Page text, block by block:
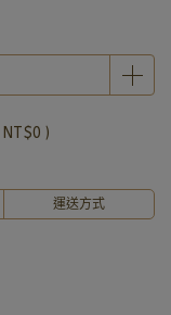
NT$0 )
運送方式